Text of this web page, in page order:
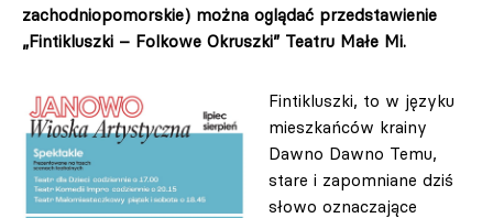
zachodniopomorskie) można oglądać przedstawienie
„Fintikluszki – Folkowe Okruszki” Teatru Małe Mi.
Fintikluszki, to w języku
mieszkańców krainy
Dawno Dawno Temu,
stare i zapomniane dziś
słowo oznaczające